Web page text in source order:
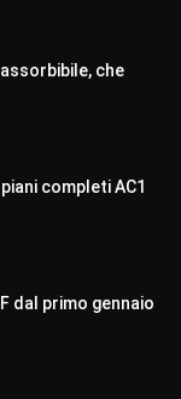
che
completi AC1
dal primo gennaio